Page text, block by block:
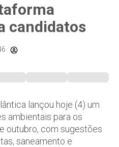
candidatos
lançou hoje (4) um
ambientais para os
outubro, com sugestões
saneamento e